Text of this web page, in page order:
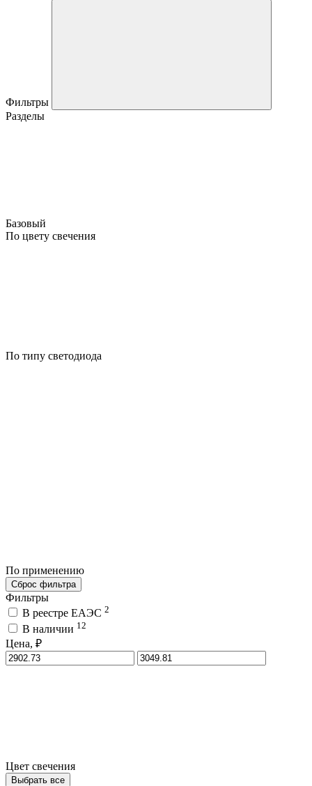
Фильтры
Разделы
Базовый
По цвету свечения
По типу светодиода
По применению
Сброс фильтра
Фильтры
В реестре ЕАЭС 2
В наличии 12
Цена, ₽
Цвет свечения
Выбрать все